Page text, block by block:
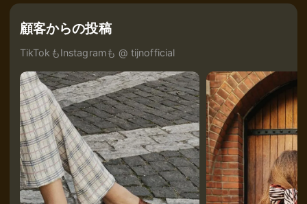
顧客からの投稿
TikTokもInstagramも @ tijnofficial